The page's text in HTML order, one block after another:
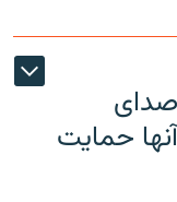
صدای
حمایت